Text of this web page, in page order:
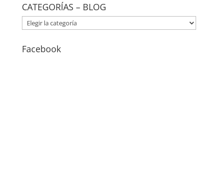
CATEGORÍAS – BLOG
CATEGORÍAS
–
Facebook